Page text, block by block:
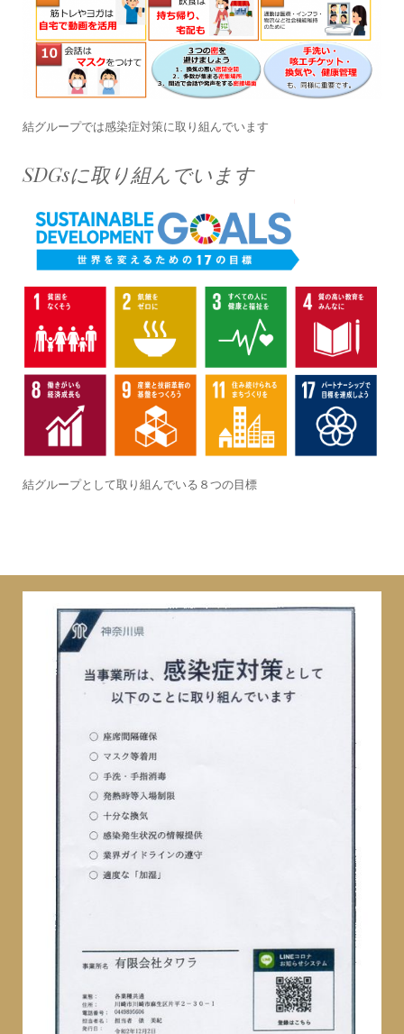
結グループでは感染症対策に取り組んでいます
SDGsに取り組んでいます
結グループとして取り組んでいる８つの目標